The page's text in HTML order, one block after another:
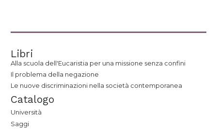
Libri
Alla scuola dell'Eucaristia per una missione senza confini
Il problema della negazione
Le nuove discriminazioni nella società contemporanea
Catalogo
Università
Saggi